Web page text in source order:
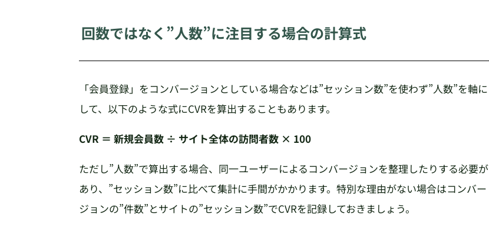
回数ではなく”人数”に注目する場合の計算式
「会員登録」をコンバージョンとしている場合などは”セッション数”を使わず”人数”を軸に
して、以下のような式にCVRを算出することもあります。
CVR ＝ 新規会員数 ÷ サイト全体の訪問者数 × 100
ただし”人数”で算出する場合、同一ユーザーによるコンバージョンを整理したりする必要が
あり、”セッション数”に比べて集計に手間がかかります。特別な理由がない場合はコンバー
ジョンの”件数”とサイトの”セッション数”でCVRを記録しておきましょう。